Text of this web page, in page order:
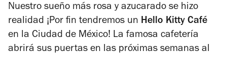
Nuestro sueño más rosa y azucarado se hizo
realidad ¡Por fin tendremos un Hello Kitty Café
en la Ciudad de México! La famosa cafetería
abrirá sus puertas en las próximas semanas al